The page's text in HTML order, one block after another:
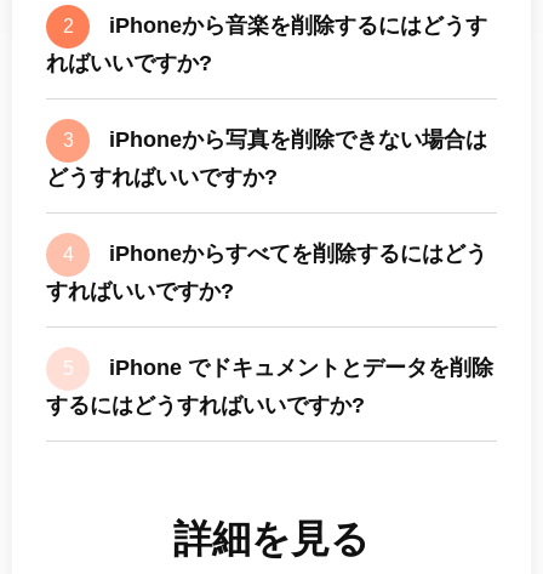
2
iPhoneから音楽を削除するにはどうす
ればいいですか?
3
iPhoneから写真を削除できない場合は
どうすればいいですか?
4
iPhoneからすべてを削除するにはどう
すればいいですか?
5
iPhone でドキュメントとデータを削除
するにはどうすればいいですか?
詳細を見る